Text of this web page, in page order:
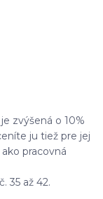
zvýšená o 10%
ju tiež pre jej
pracovná
35 až 42.